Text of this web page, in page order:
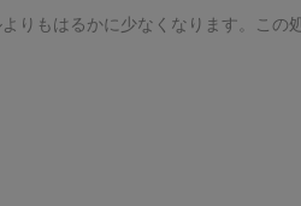
りもはるかに少なくなります。この